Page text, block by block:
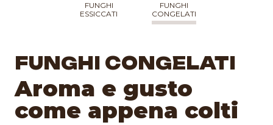
FUNGHI
ESSICCATI
FUNGHI
CONGELATI
FUNGHI CONGELATI
Aroma e gusto
come appena colti